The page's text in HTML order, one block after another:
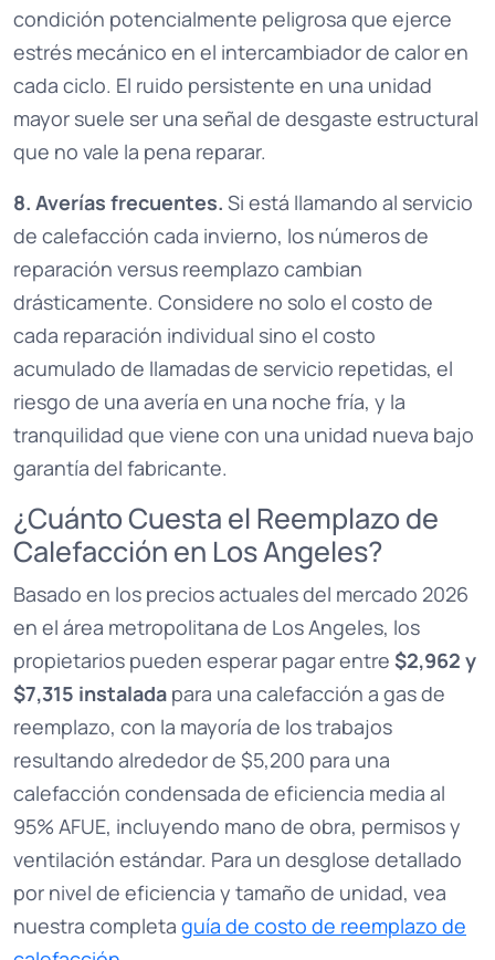
condición potencialmente peligrosa que ejerce
estrés mecánico en el intercambiador de calor en
cada ciclo. El ruido persistente en una unidad
mayor suele ser una señal de desgaste estructural
que no vale la pena reparar.
8. Averías frecuentes. Si está llamando al servicio
de calefacción cada invierno, los números de
reparación versus reemplazo cambian
drásticamente. Considere no solo el costo de
cada reparación individual sino el costo
acumulado de llamadas de servicio repetidas, el
riesgo de una avería en una noche fría, y la
tranquilidad que viene con una unidad nueva bajo
garantía del fabricante.
¿Cuánto Cuesta el Reemplazo de
Calefacción en Los Angeles?
Basado en los precios actuales del mercado 2026
en el área metropolitana de Los Angeles, los
propietarios pueden esperar pagar entre $2,962 y
$7,315 instalada para una calefacción a gas de
reemplazo, con la mayoría de los trabajos
resultando alrededor de $5,200 para una
calefacción condensada de eficiencia media al
95% AFUE, incluyendo mano de obra, permisos y
ventilación estándar. Para un desglose detallado
por nivel de eficiencia y tamaño de unidad, vea
nuestra completa guía de costo de reemplazo de